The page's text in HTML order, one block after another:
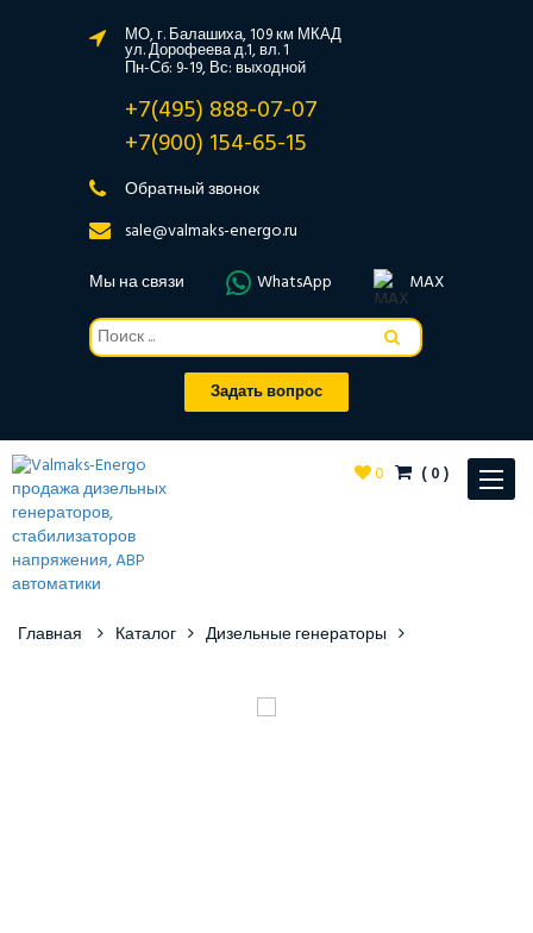
МО, г. Балашиха, 109 км МКАД
ул. Дорофеева д.1, вл. 1
Пн-Сб: 9-19, Вс: выходной
+7(495) 888-07-07
+7(900) 154-65-15
Обратный звонок
sale@valmaks-energo.ru
Мы на связи
WhatsApp MAX
Задать вопрос
Toggle
0 (0)
Главная Каталог Дизельные генераторы